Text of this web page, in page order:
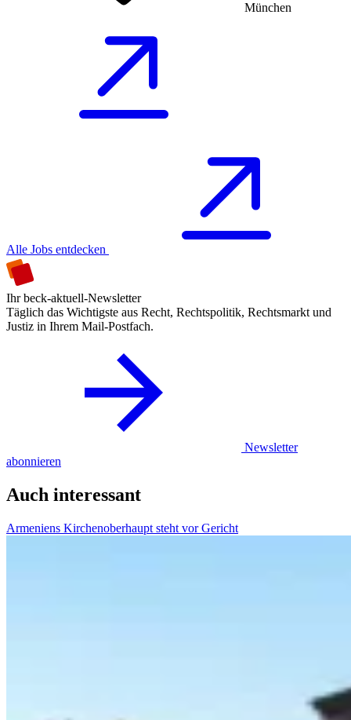
München
Alle Jobs entdecken
Ihr beck-aktuell-Newsletter
Täglich das Wichtigste aus Recht, Rechtspolitik, Rechtsmarkt und
Justiz in Ihrem Mail-Postfach.
Newsletter
abonnieren
Auch interessant
Armeniens Kirchenoberhaupt steht vor Gericht